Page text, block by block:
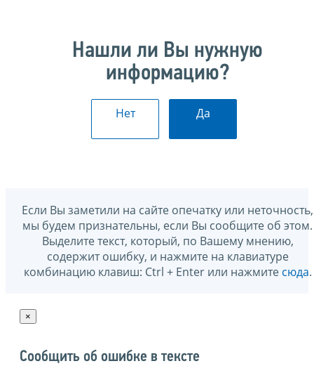
Нашли ли Вы нужную
информацию?
Нет Да
Если Вы заметили на сайте опечатку или неточность,
мы будем признательны, если Вы сообщите об этом.
Выделите текст, который, по Вашему мнению,
содержит ошибку, и нажмите на клавиатуре
комбинацию клавиш: Ctrl + Enter или нажмите сюда.
×
Сообщить об ошибке в тексте